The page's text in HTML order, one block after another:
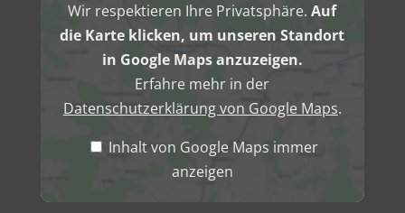
Wir respektieren Ihre Privatsphäre.Auf
die Karte klicken, um unseren Standort
in Google Maps anzuzeigen.
Erfahre mehr in der
Datenschutzerklärung von Google Maps.
Inhalt von Google Maps immer
anzeigen